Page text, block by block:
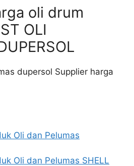
oli drum
OLI
dupersol Supplier harga
Oli dan Pelumas
Oli dan Pelumas SHELL